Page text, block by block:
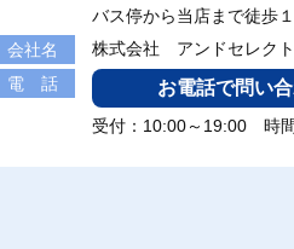
バス停から当店まで徒歩
会社名
株式会社 アンドセレク
電 話
お電話で問い
受付：10:00～19:00 時